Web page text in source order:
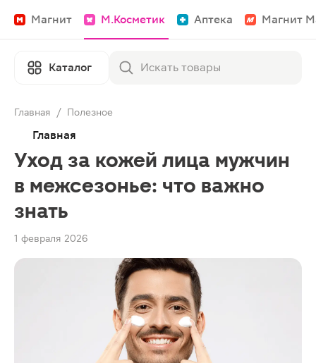
Магнит М.Косметик Аптека Магнит
Каталог
Главная / Полезное
Главная
Уход за кожей лица мужчин
в межсезонье: что важно
знать
1 февраля 2026